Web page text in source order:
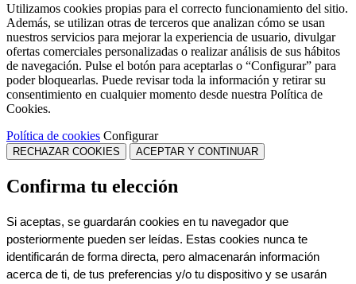
Utilizamos cookies propias para el correcto funcionamiento del sitio.
Además, se utilizan otras de terceros que analizan cómo se usan
nuestros servicios para mejorar la experiencia de usuario, divulgar
ofertas comerciales personalizadas o realizar análisis de sus hábitos
de navegación. Pulse el botón para aceptarlas o “Configurar” para
poder bloquearlas. Puede revisar toda la información y retirar su
consentimiento en cualquier momento desde nuestra Política de
Cookies.
Política de cookies Configurar
RECHAZAR COOKIES ACEPTAR Y CONTINUAR
Confirma tu elección
Si aceptas, se guardarán cookies en tu navegador que
posteriormente pueden ser leídas. Estas cookies nunca te
identificarán de forma directa, pero almacenarán información
acerca de ti, de tus preferencias y/o tu dispositivo y se usarán